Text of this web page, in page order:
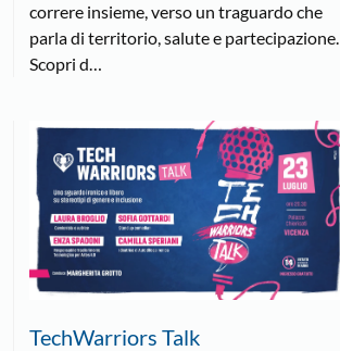
correre insieme, verso un traguardo che
parla di territorio, salute e partecipazione.
Scopri d…
TechWarriors Talk